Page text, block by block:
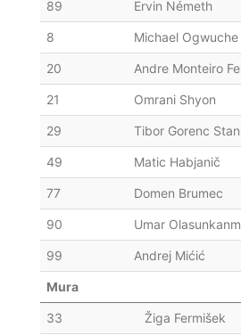
89 Ervin Németh
8 Michael Ogwuche
20 Andre Monteiro
21 Omrani Shyon
29 Tibor Gorenc
49 Matic Habjanič
77 Domen Brumec
90 Umar
99 Andrej Mićić
Mura
33 Žiga Fermišek